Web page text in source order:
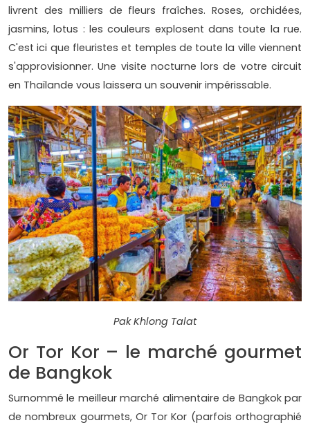
livrent des milliers de fleurs fraîches. Roses, orchidées,
jasmins, lotus : les couleurs explosent dans toute la rue.
C'est ici que fleuristes et temples de toute la ville viennent
s'approvisionner. Une visite nocturne lors de votre circuit
en Thaïlande vous laissera un souvenir impérissable.
Pak Khlong Talat
Or Tor Kor – le marché gourmet
de Bangkok
Surnommé le meilleur marché alimentaire de Bangkok par
de nombreux gourmets, Or Tor Kor (parfois orthographié